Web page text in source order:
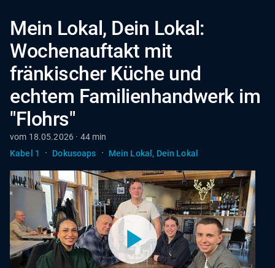
Mein Lokal, Dein Lokal:
Wochenauftakt mit
fränkischer Küche und
echtem Familienhandwerk im
"Flohrs"
vom 18.05.2026 · 44 min
Kabel 1
· Dokusoaps · Mein Lokal, Dein Lokal